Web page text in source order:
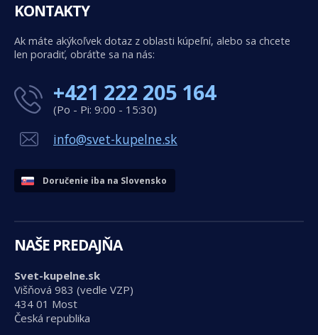
KONTAKTY
Ak máte akýkoľvek dotaz z oblasti kúpeľní, alebo sa chcete
len poradiť, obráťte sa na nás:
+421 222 205 164
(Po - Pi: 9:00 - 15:30)
info@svet-kupelne.sk
Doručenie iba na Slovensko
NAŠE PREDAJŇA
Svet-kupelne.sk
Višňová 983 (vedle VZP)
434 01 Most
Česká republika